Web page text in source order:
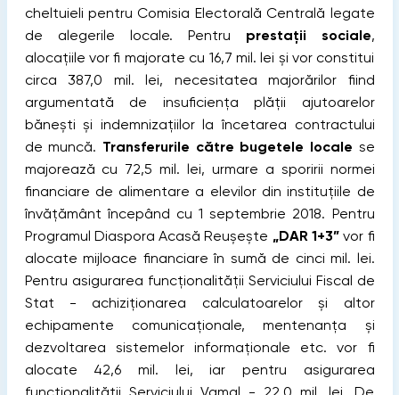
cheltuieli pentru Comisia Electorală Centrală legate
de alegerile locale. Pentru prestații sociale,
alocațiile vor fi majorate cu 16,7 mil. lei și vor constitui
circa 387,0 mil. lei, necesitatea majorărilor fiind
argumentată de insuficiența plății ajutoarelor
bănești și indemnizațiilor la încetarea contractului
de muncă. Transferurile către bugetele locale se
majorează cu 72,5 mil. lei, urmare a sporirii normei
financiare de alimentare a elevilor din instituțiile de
învățământ începând cu 1 septembrie 2018. Pentru
Programul Diaspora Acasă Reușește „DAR 1+3”vor fi
alocate mijloace financiare în sumă de cinci mil. lei.
Pentru asigurarea funcționalității Serviciului Fiscal de
Stat - achiziționarea calculatoarelor și altor
echipamente comunicaționale, mentenanța și
dezvoltarea sistemelor informaționale etc. vor fi
alocate 42,6 mil. lei, iar pentru asigurarea